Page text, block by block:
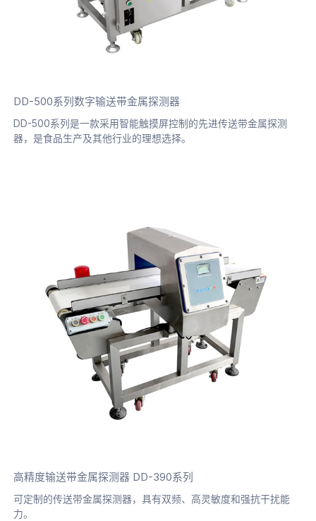
DD-500系列数字输送带金属探测器
DD-500系列是一款采用智能触摸屏控制的先进传送带金属探测
器，是食品生产及其他行业的理想选择。
高精度输送带金属探测器 DD-390系列
可定制的传送带金属探测器，具有双频、高灵敏度和强抗干扰能
力。